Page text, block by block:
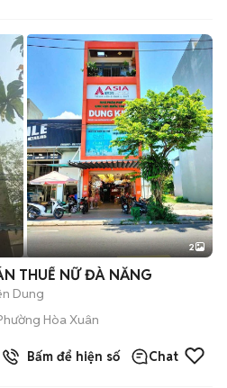
2
THUẾ NỮ ĐÀ NẴNG
Dung
Hòa Xuân
Bấm để hiện số Chat